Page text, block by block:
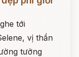
tới
vị thần
tưởng